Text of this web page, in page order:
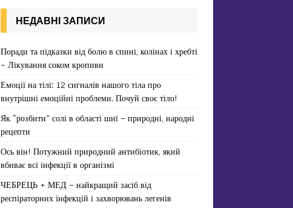
НЕДАВНІ ЗАПИСИ
Поради та підказки від болю в спині, колінах і хребті
– Лікування соком кропиви
Емоції на тілі: 12 сигналів нашого тіла про
внутрішні емоційні проблеми. Почуй своє тіло!
Як “розбити” солі в області шиї – природні, народні
рецепти
Ось він! Потужний природний антибіотик, який
вбиває всі інфекції в організмі
ЧЕБРЕЦЬ + МЕД – найкращий засіб від
респіраторних інфекцій і захворювань легенів